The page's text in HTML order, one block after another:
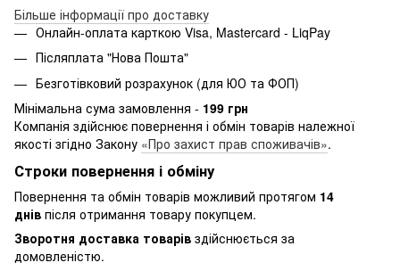
Більше інформації про доставку
Онлайн-оплата карткою Visa, Mastercard - LiqPay
Післяплата "Нова Пошта"
Безготівковий розрахунок (для ЮО та ФОП)
Мінімальна сума замовлення - 199 грн
Компанія здійснює повернення і обмін товарів належної
якості згідно Закону «Про захист прав споживачів».
Строки повернення і обміну
Повернення та обмін товарів можливий протягом 14
днів після отримання товару покупцем.
Зворотня доставка товарів здійснюється за
домовленістю.